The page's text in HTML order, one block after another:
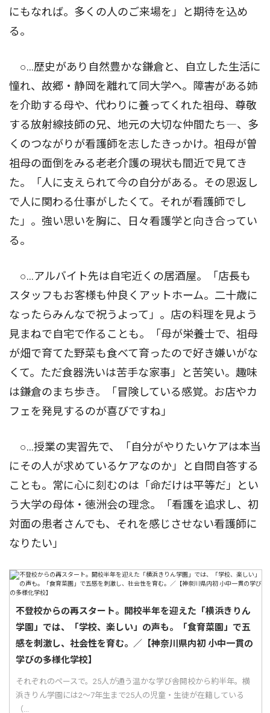
にもなれば。多くの人のご来場を」と期待を込め
る。
○...歴史があり自然豊かな鎌倉と、自立した生活に
憧れ、故郷・静岡を離れて同大学へ。障害がある姉
を介助する母や、代わりに養ってくれた祖母、尊敬
する放射線技師の兄、地元の大切な仲間たち―、多
くのつながりが看護師を志したきっかけ。祖母が曽
祖母の面倒をみる老老介護の現状も間近で見てき
た。「人に支えられて今の自分がある。その恩返し
で人に関わる仕事がしたくて。それが看護師でし
た」。強い思いを胸に、日々看護学と向き合ってい
る。
○...アルバイト先は自宅近くの居酒屋。「店長も
スタッフもお客様も仲良くアットホーム。二十歳に
なったらみんなで祝うよって」。店の料理を見よう
見まねで自宅で作ることも。「母が栄養士で、祖母
が畑で育てた野菜も食べて育ったので好き嫌いがな
くて。ただ食器洗いは苦手な家事」と苦笑い。趣味
は鎌倉のまち歩き。「冒険している感覚。お店やカ
フェを発見するのが喜びですね」
○...授業の実習先で、「自分がやりたいケアは本当
にその人が求めているケアなのか」と自問自答する
ことも。常に心に刻むのは「命だけは平等だ」とい
う大学の母体・徳洲会の理念。「看護を追求し、初
対面の患者さんでも、それを感じさせない看護師に
なりたい」
不登校からの再スタート。開校半年を迎えた「横浜きりん
学園」では、「学校、楽しい」の声も。「食育菜園」で五
感を刺激し、社会性を育む。／【神奈川県内初 小中一貫の
学びの多様化学校】
それぞれのペースで。25人が通う温かな学び舎開校から約半年。横
浜きりん学園には2〜7年生まで25人の児童・生徒が在籍している
（...